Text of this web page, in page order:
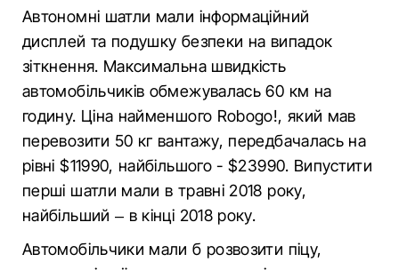
Автономні шатли мали інформаційний
дисплей та подушку безпеки на випадок
зіткнення. Максимальна швидкість
автомобільчиків обмежувалась 60 км на
годину. Ціна найменшого Robogo!, який мав
перевозити 50 кг вантажу, передбачалась на
рівні $11990, найбільшого - $23990. Випустити
перші шатли мали в травні 2018 року,
найбільший – в кінці 2018 року.
Автомобільчики мали б розвозити піцу,